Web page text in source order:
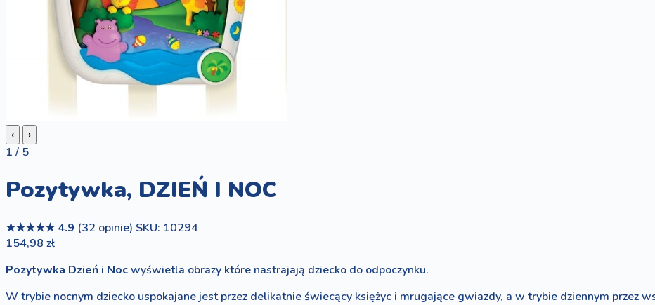
‹
›
1 / 5
Pozytywka, DZIEŃ I NOC
★★★★★ 4.9 (32 opinie) SKU: 10294
154,98 zł
Pozytywka Dzień i Nocwyświetla obrazy które nastrajają dziecko do odpoczynku.
W trybie nocnym dziecko uspokajane jest przez delikatnie świecący księżyc i mrugające gwiazdy, a w trybie dziennym przez